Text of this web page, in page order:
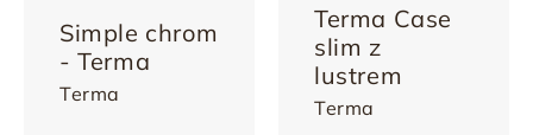
Simple chrom
- Terma
Terma
Terma Case
slim z
lustrem
Terma